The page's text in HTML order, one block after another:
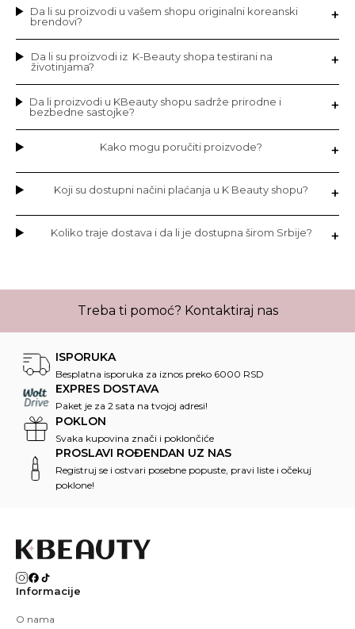
Da li su proizvodi u vašem shopu originalni koreanski
brendovi?
Da li su proizvodi iz K-Beauty shopa testirani na
životinjama?
Da li proizvodi u KBeauty shopu sadrže prirodne i
bezbedne sastojke?
Kako mogu poručiti proizvode?
Koji su dostupni načini plaćanja u K Beauty shopu?
Koliko traje dostava i da li je dostupna širom Srbije?
Treba ti pomoć? Kontaktiraj nas
ISPORUKA
Besplatna isporuka za iznos preko 6000 RSD
EXPRES DOSTAVA
Paket je za 2 sata na tvojoj adresi!
POKLON
Svaka kupovina znači i poklončiće
PROSLAVI ROĐENDAN UZ NAS
Registruj se i ostvari posebne popuste, pravi liste i očekuj
poklone!
Informacije
O nama